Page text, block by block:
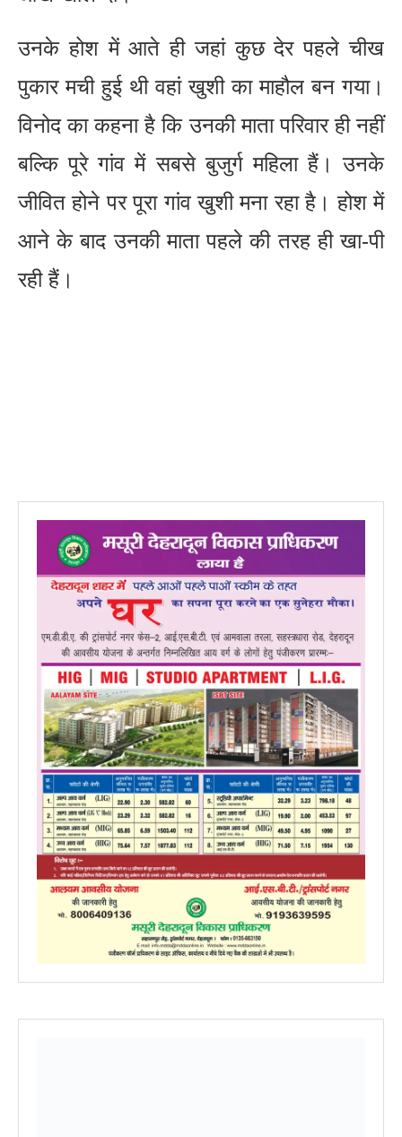
उनके होश में आते ही जहां कुछ देर पहले चीख
पुकार मची हुई थी वहां खुशी का माहौल बन गया।
विनोद का कहना है कि उनकी माता परिवार ही नहीं
बल्कि पूरे गांव में सबसे बुजुर्ग महिला हैं। उनके
जीवित होने पर पूरा गांव खुशी मना रहा है। होश में
आने के बाद उनकी माता पहले की तरह ही खा-पी
रही हैं।